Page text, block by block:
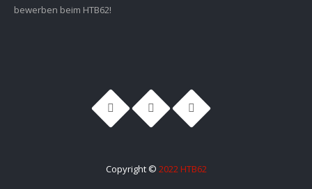
bewerben beim HTB62!
Copyright © 2022 HTB62